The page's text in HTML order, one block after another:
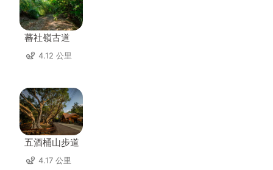
蕃社嶺古道
4.12 公里
五酒桶山步道
4.17 公里